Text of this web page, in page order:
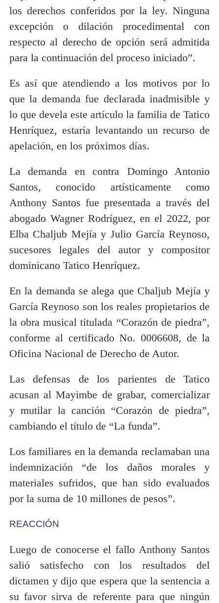
los derechos conferidos por la ley. Ninguna
excepción o dilación procedimental con
respecto al derecho de opción será admitida
para la continuación del proceso iniciado”.
Es así que atendiendo a los motivos por lo
que la demanda fue declarada inadmisible y
lo que devela este artículo la familia de Tatico
Henríquez, estaría levantando un recurso de
apelación, en los próximos días.
La demanda en contra Domingo Antonio
Santos, conocido artísticamente como
Anthony Santos fue presentada a través del
abogado Wagner Rodríguez, en el 2022, por
Elba Chaljub Mejía y Julio García Reynoso,
sucesores legales del autor y compositor
dominicano Tatico Henríquez.
En la demanda se alega que Chaljub Mejía y
García Reynoso son los reales propietarios de
la obra musical titulada “Corazón de piedra”,
conforme al certificado No. 0006608, de la
Oficina Nacional de Derecho de Autor.
Las defensas de los parientes de Tatico
acusan al Mayimbe de grabar, comercializar
y mutilar la canción “Corazón de piedra”,
cambiando el título de “La funda”.
Los familiares en la demanda reclamaban una
indemnización “de los daños morales y
materiales sufridos, que han sido evaluados
por la suma de 10 millones de pesos”.
REACCIÓN
Luego de conocerse el fallo Anthony Santos
salió satisfecho con los resultados del
dictamen y dijo que espera que la sentencia a
su favor sirva de referente para que ningún